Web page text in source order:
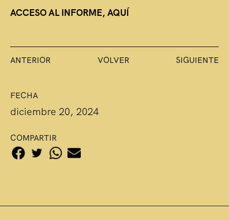
FECHA
diciembre 20, 2024
COMPARTIR
ACCESO AL INFORME, AQUÍ
ANTERIOR VOLVER SIGUIENTE